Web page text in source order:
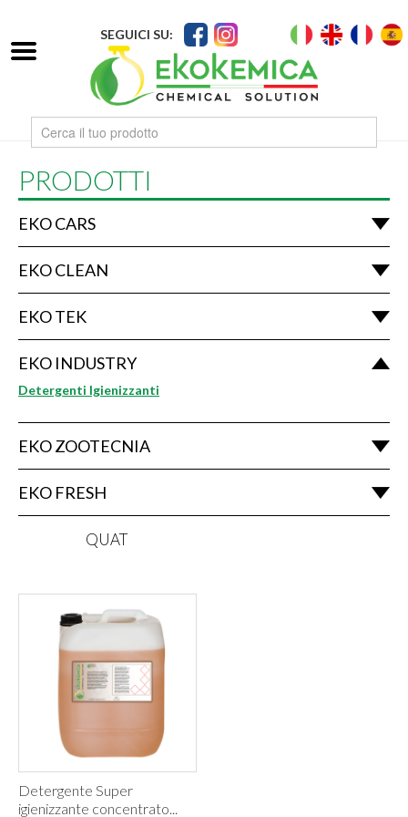
SEGUICI SU:
PRODOTTI
EKO CARS
EKO CLEAN
EKO TEK
EKO INDUSTRY
Detergenti Igienizzanti
EKO ZOOTECNIA
EKO FRESH
QUAT
Detergente Super
igienizzante concentrato...